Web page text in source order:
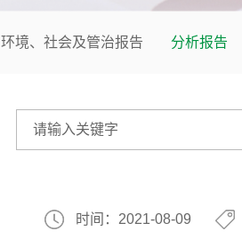
环境、社会及管治报告 分析报告
时间：2021-08-09